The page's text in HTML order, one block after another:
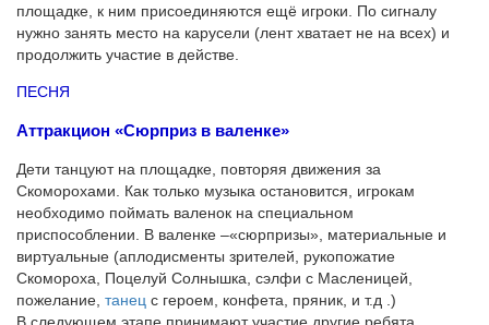
площадке, к ним присоединяются ещё игроки. По сигналу
нужно занять место на карусели (лент хватает не на всех) и
продолжить участие в действе.
ПЕСНЯ
Аттракцион «Сюрприз в валенке»
Дети танцуют на площадке, повторяя движения за
Скоморохами. Как только музыка остановится, игрокам
необходимо поймать валенок на специальном
приспособлении. В валенке –«сюрпризы», материальные и
виртуальные (аплодисменты зрителей, рукопожатие
Скомороха, Поцелуй Солнышка, сэлфи с Масленицей,
пожелание, танец с героем, конфета, пряник, и т.д .)
В следующем этапе принимают участие другие ребята.